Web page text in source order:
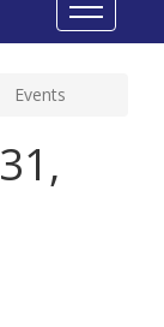
Events